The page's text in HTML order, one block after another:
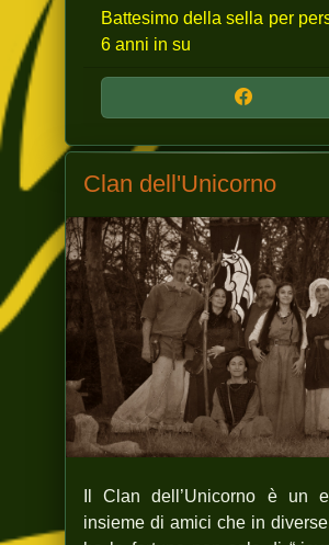
Battesimo della sella per
6 anni in su
Clan dell'Unicorno
Il Clan dell’Unicorno è un
insieme di amici che in